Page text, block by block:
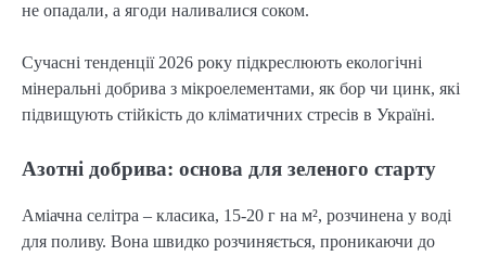
не опадали, а ягоди наливалися соком.
Сучасні тенденції 2026 року підкреслюють екологічні
мінеральні добрива з мікроелементами, як бор чи цинк, які
підвищують стійкість до кліматичних стресів в Україні.
Азотні добрива: основа для зеленого старту
Аміачна селітра – класика, 15-20 г на м², розчинена у воді
для поливу. Вона швидко розчиняється, проникаючи до